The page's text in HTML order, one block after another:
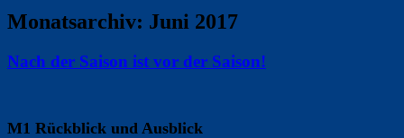
Monatsarchiv: Juni 2017
Nach der Saison ist vor der Saison!
M1 Rückblick und Ausblick